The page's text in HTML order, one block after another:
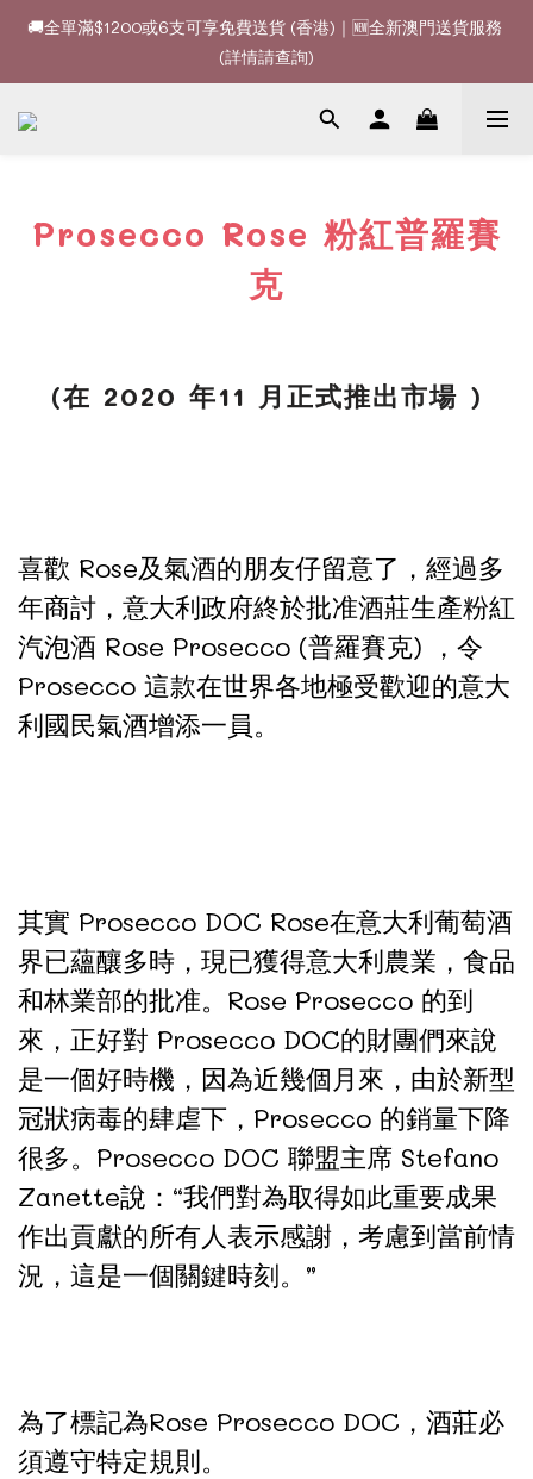
🚚全單滿$1200或6支可享免費送貨 (香港)｜🆕全新澳門送貨服務
(詳情請查詢)
🚚全單滿$1200或6支可享免費送貨 (香港)｜🆕全新澳門送貨服務
(詳情請查詢)
🍷酒款、優惠經常更新，請時刻追蹤我地😊｜🤵👰Wine Couple
你的最佳婚宴酒酒商
(詳情請查詢)
Prosecco Rose 粉紅普羅賽
克
(在 2020 年11 月正式推出市場 )
喜歡 Rose及氣酒的朋友仔留意了，經過多
年商討，意大利政府終於批准酒莊生產粉紅
汽泡酒 Rose Prosecco (普羅賽克) ，令
Prosecco 這款在世界各地極受歡迎的意大
利國民氣酒增添一員。
其實 Prosecco DOC Rose在意大利葡萄酒
界已蘊釀多時，現已獲得意大利農業，食品
和林業部的批准。Rose Prosecco 的到
來，正好對 Prosecco DOC的財團們來說
是一個好時機，因為近幾個月來，由於新型
冠狀病毒的肆虐下，Prosecco 的銷量下降
很多。Prosecco DOC 聯盟主席 Stefano
Zanette說：“我們對為取得如此重要成果
作出貢獻的所有人表示感謝，考慮到當前情
況，這是一個關鍵時刻。”
為了標記為Rose Prosecco DOC，酒莊必
須遵守特定規則。